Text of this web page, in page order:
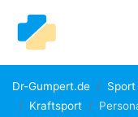
Dr-Gumpert.de
Kraftsport